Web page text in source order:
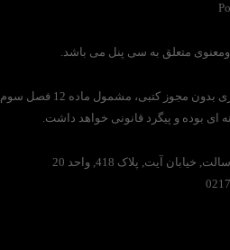
متعلق به سی پنل می باشد.
هرگونه کپی برداری بدون مجوز کتبی، مشمول ماده 12 فصل سوم
ای بوده و پیگرد قانونی خواهد داشت.
خیابان آیت, پلاک 418, واحد 20